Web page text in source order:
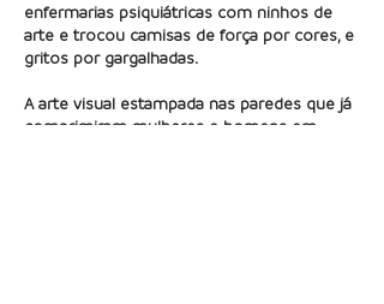
enfermarias psiquiátricas com ninhos de
arte e trocou camisas de força por cores, e
gritos por gargalhadas.
A arte visual estampada nas paredes que já
comprimiram mulheres e homens em